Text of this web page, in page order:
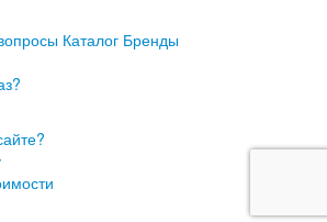
Каталог Бренды